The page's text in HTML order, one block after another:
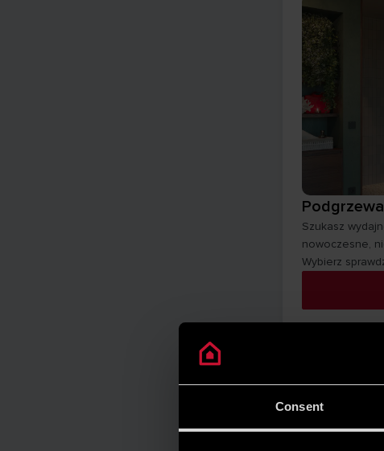
Consent
Szukasz
nowoczesne,
Wybierz